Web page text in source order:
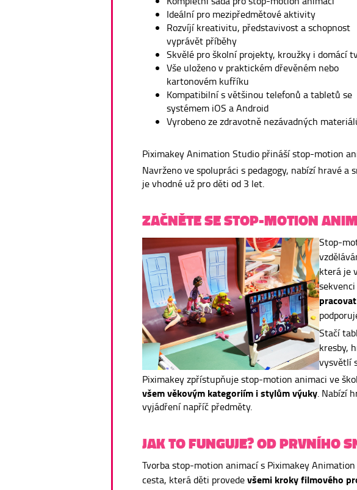
Ideální pro mezipředmětové aktivity
Rozvíjí kreativitu, představivost a schopnost
vyprávět příběhy
Skvělé pro školní projekty, kroužky i domácí
Vše uloženo v praktickém dřevěném nebo
kartonovém kufříku
Kompatibilní s většinou telefonů a tabletů se
systémem iOS a Android
Vyrobeno ze zdravotně nezávadných
Piximakey Animation Studio přináší stop-motion
Navrženo ve spolupráci s pedagogy, nabízí hravé
je vhodné už pro děti od 3 let.
ZAČNĚTE SE STOP-MOTION
Stop-
která je
Stačí
kresby,
vysvětlí
Piximakey zpřístupňuje stop-motion animaci ve
všem věkovým kategoriím i stylům výuky. Nabízí
vyjádření napříč předměty.
JAK TO FUNGUJE? OD PRVNÍHO
Tvorba stop-motion animací s Piximakey
cesta, která děti provedevšemi kroky filmového